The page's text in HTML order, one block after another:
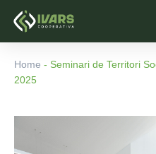
Home - Seminari de Territori
2025